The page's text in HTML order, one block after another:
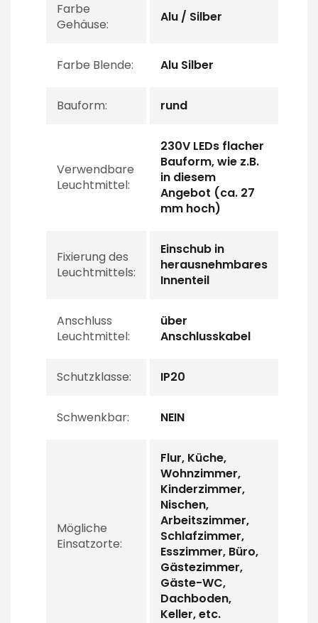
Farbe
Gehäuse:
Alu / Silber
Farbe Blende: Alu Silber
Bauform: rund
Verwendbare
Leuchtmittel:
230V LEDs flacher
Bauform, wie z.B.
in diesem
Angebot (ca. 27
mm hoch)
Fixierung des
Leuchtmittels:
Einschub in
herausnehmbares
Innenteil
Anschluss
Leuchtmittel:
über
Anschlusskabel
Schutzklasse: IP20
Schwenkbar: NEIN
Mögliche
Einsatzorte:
Flur, Küche,
Wohnzimmer,
Kinderzimmer,
Nischen,
Arbeitszimmer,
Schlafzimmer,
Esszimmer, Büro,
Gästezimmer,
Gäste-WC,
Dachboden,
Keller, etc.